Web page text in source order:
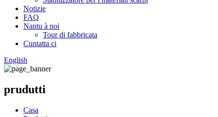
Notizie
FAQ
Nantu à noi
Tour di fabbricata
Cuntatta ci
English
prudutti
Casa